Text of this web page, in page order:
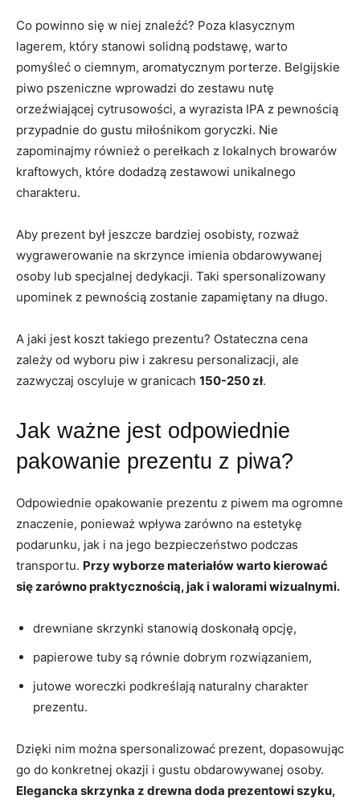
Co powinno się w niej znaleźć? Poza klasycznym
lagerem, który stanowi solidną podstawę, warto
pomyśleć o ciemnym, aromatycznym porterze. Belgijskie
piwo pszeniczne wprowadzi do zestawu nutę
orzeźwiającej cytrusowości, a wyrazista IPA z pewnością
przypadnie do gustu miłośnikom goryczki. Nie
zapominajmy również o perełkach z lokalnych browarów
kraftowych, które dodadzą zestawowi unikalnego
charakteru.
Aby prezent był jeszcze bardziej osobisty, rozważ
wygrawerowanie na skrzynce imienia obdarowywanej
osoby lub specjalnej dedykacji. Taki spersonalizowany
upominek z pewnością zostanie zapamiętany na długo.
A jaki jest koszt takiego prezentu? Ostateczna cena
zależy od wyboru piw i zakresu personalizacji, ale
zazwyczaj oscyluje w granicach 150-250 zł.
Jak ważne jest odpowiednie
pakowanie prezentu z piwa?
Odpowiednie opakowanie prezentu z piwem ma ogromne
znaczenie, ponieważ wpływa zarówno na estetykę
podarunku, jak i na jego bezpieczeństwo podczas
transportu. Przy wyborze materiałów warto kierować
się zarówno praktycznością, jak i walorami wizualnymi.
drewniane skrzynki stanowią doskonałą opcję,
papierowe tuby są równie dobrym rozwiązaniem,
jutowe woreczki podkreślają naturalny charakter
prezentu.
Dzięki nim można spersonalizować prezent, dopasowując
go do konkretnej okazji i gustu obdarowywanej osoby.
Elegancka skrzynka z drewna doda prezentowi szyku,